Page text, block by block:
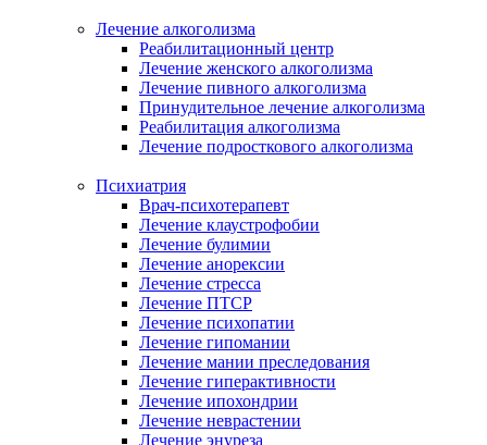
Лечение алкоголизма
Реабилитационный центр
Лечение женского алкоголизма
Лечение пивного алкоголизма
Принудительное лечение алкоголизма
Реабилитация алкоголизма
Лечение подросткового алкоголизма
Психиатрия
Врач-психотерапевт
Лечение клаустрофобии
Лечение булимии
Лечение анорексии
Лечение стресса
Лечение ПТСР
Лечение психопатии
Лечение гипомании
Лечение мании преследования
Лечение гиперактивности
Лечение ипохондрии
Лечение неврастении
Лечение энуреза